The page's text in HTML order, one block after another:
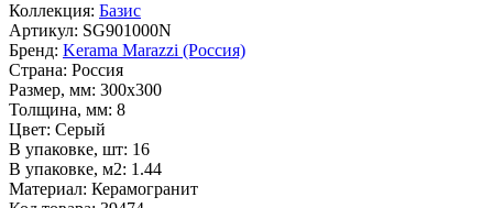
Коллекция: Базис
Артикул: SG901000N
Бренд: Kerama Marazzi (Россия)
Страна: Россия
Размер, мм: 300x300
Толщина, мм: 8
Цвет: Серый
В упаковке, шт: 16
В упаковке, м2: 1.44
Материал: Керамогранит